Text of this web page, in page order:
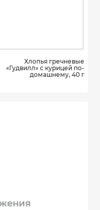
Хлопья гречневые
«Гудвилл» с курицей по-
домашнему, 40 г